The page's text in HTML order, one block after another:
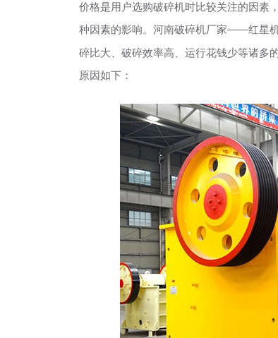
价格是用户选购破碎机时比较关注的因素
种因素的影响。河南破碎机厂家——红星
碎比大、破碎效率高、运行花钱少等诸多
原因如下：